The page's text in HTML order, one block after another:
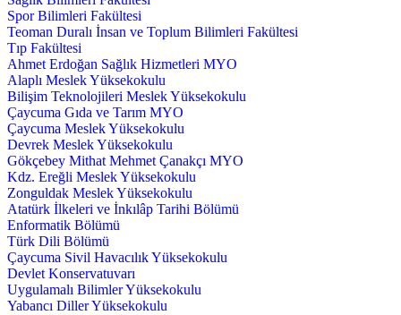
Spor Bilimleri Fakültesi
Teoman Duralı İnsan ve Toplum Bilimleri Fakültesi
Tıp Fakültesi
Ahmet Erdoğan Sağlık Hizmetleri MYO
Alaplı Meslek Yüksekokulu
Bilişim Teknolojileri Meslek Yüksekokulu
Çaycuma Gıda ve Tarım MYO
Çaycuma Meslek Yüksekokulu
Devrek Meslek Yüksekokulu
Gökçebey Mithat Mehmet Çanakçı MYO
Kdz. Ereğli Meslek Yüksekokulu
Zonguldak Meslek Yüksekokulu
Atatürk İlkeleri ve İnkılâp Tarihi Bölümü
Enformatik Bölümü
Türk Dili Bölümü
Çaycuma Sivil Havacılık Yüksekokulu
Devlet Konservatuvarı
Uygulamalı Bilimler Yüksekokulu
Yabancı Diller Yüksekokulu